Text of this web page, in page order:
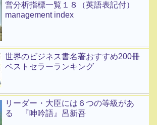
営分析指標一覧１８（英語表記付）
management index
世界のビジネス書名著おすすめ200冊
ベストセラーランキング
リーダー・大臣には６つの等級があ
る 『呻吟語』呂新吾